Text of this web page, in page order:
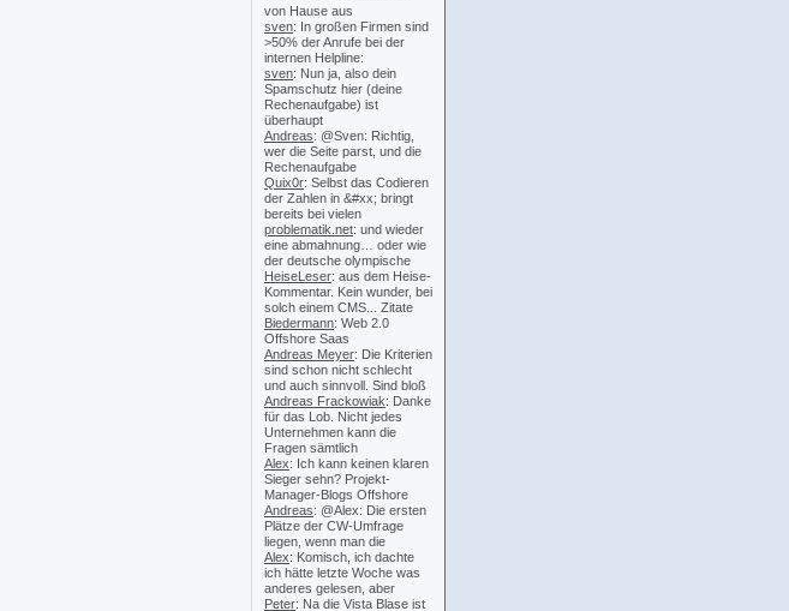
von Hause aus
sven: In großen Firmen sind
>50% der Anrufe bei der
internen Helpline:
sven: Nun ja, also dein
Spamschutz hier (deine
Rechenaufgabe) ist
überhaupt
Andreas: @Sven: Richtig,
wer die Seite parst, und die
Rechenaufgabe
Quix0r: Selbst das Codieren
der Zahlen in &#xx; bringt
bereits bei vielen
problematik.net: und wieder
eine abmahnung… oder wie
der deutsche olympische
HeiseLeser: aus dem Heise-
Kommentar. Kein wunder, bei
solch einem CMS... Zitate
Biedermann: Web 2.0
Offshore Saas
Andreas Meyer: Die Kriterien
sind schon nicht schlecht
und auch sinnvoll. Sind bloß
Andreas Frackowiak: Danke
für das Lob. Nicht jedes
Unternehmen kann die
Fragen sämtlich
Alex: Ich kann keinen klaren
Sieger sehn? Projekt-
Manager-Blogs Offshore
Andreas: @Alex: Die ersten
Plätze der CW-Umfrage
liegen, wenn man die
Alex: Komisch, ich dachte
ich hätte letzte Woche was
anderes gelesen, aber
Peter: Na die Vista Blase ist